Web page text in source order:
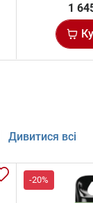
1
Дивитися всі
-20%